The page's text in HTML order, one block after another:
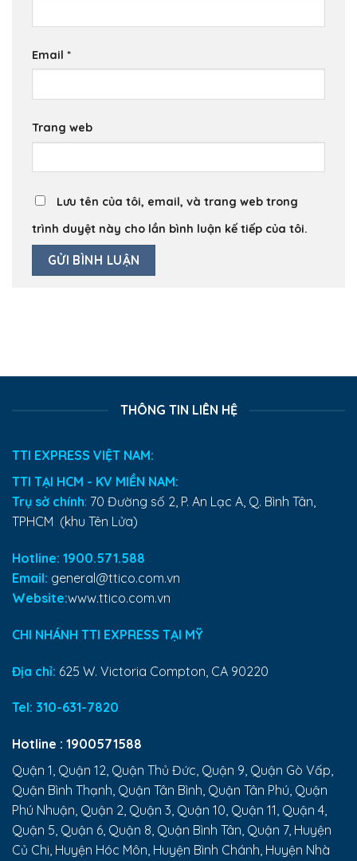
Email *
Trang web
Lưu tên của tôi, email, và trang web trong
trình duyệt này cho lần bình luận kế tiếp của tôi.
THÔNG TIN LIÊN HỆ
TTI EXPRESS VIỆT NAM:
TTI TẠI HCM - KV MIỀN NAM:
Trụ sở chính: 70 Đường số 2, P. An Lạc A, Q. Bình Tân,
TPHCM (khu Tên Lửa)
Hotline: 1900.571.588
Email: general@ttico.com.vn
Website:www.ttico.com.vn
CHI NHÁNH TTI EXPRESS TẠI MỸ
Địa chỉ: 625 W. Victoria Compton, CA 90220
Tel: 310-631-7820
Hotline : 1900571588
Quận 1, Quận 12, Quận Thủ Đức, Quận 9, Quận Gò Vấp,
Quận Bình Thạnh, Quận Tân Bình, Quận Tân Phú, Quận
Phú Nhuận, Quận 2, Quận 3, Quận 10, Quận 11, Quận 4,
Quận 5, Quận 6, Quận 8, Quận Bình Tân, Quận 7, Huyện
Củ Chi, Huyện Hóc Môn, Huyện Bình Chánh, Huyện Nhà